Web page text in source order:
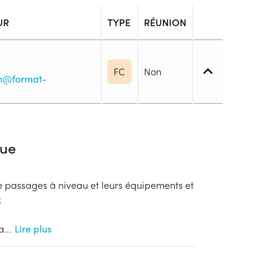
TYPE RÉUNION
FC Non
à niveau et leurs équipements et
... Lire plus